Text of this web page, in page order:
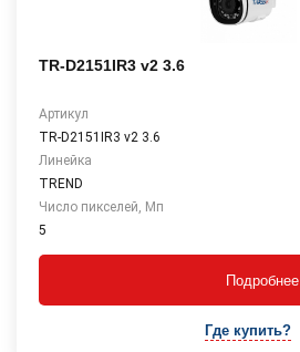
TR-D2151IR3 v2 3.6
Артикул
TR-D2151IR3 v2 3.6
Линейка
TREND
Число пикселей, Мп
5
Подробнее
Где купить?